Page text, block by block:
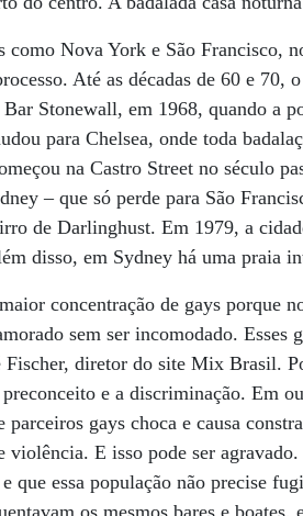
Nova York e São Francisco,
Até as décadas de 60 e 70,
Stonewall, em 1968, quando a
para Chelsea, onde toda
na Castro Street no século
– que só perde para São
de Darlinghust. Em 1979, a
disso, em Sydney há uma praia
concentração de gays porque
sem ser incomodado. Esses
Fischer, diretor do site Mix Brasil.
e a discriminação. Em
gays choca e causa
violência. E isso pode ser
que essa população não precise
os mesmos bares e boates,